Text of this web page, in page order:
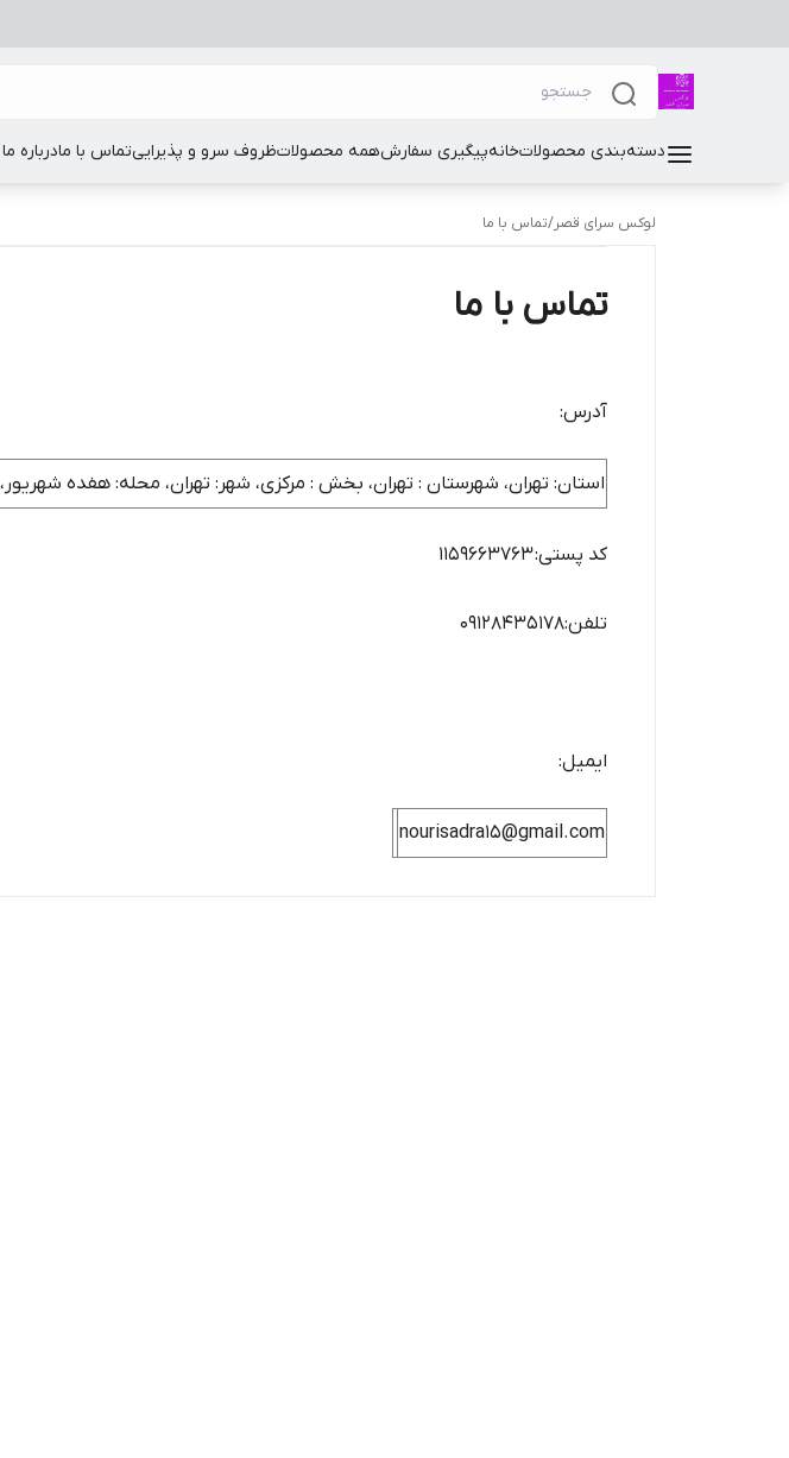
دسته‌بندی محصولاتخانهپیگیری سفارشهمه محصولاتظروف سرو و پذیراییتماس با مادرباره ما
لوکس سرای قصر/تماس با ما
تماس با ما
آدرس:
استان: تهران، شهرستان : تهران، بخش : مرکزی، شهر: تهران، محله: هفده شهریور، کوچه
کد پستی: 1159663763
تلفن:09128435178
ایمیل:
nourisadra15@gmail.com